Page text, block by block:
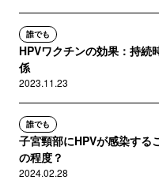
誰でも
HPVワクチンの効果：持続
係
2023.11.23
誰でも
子宮頸部にHPVが感染する
の程度？
2024.02.28